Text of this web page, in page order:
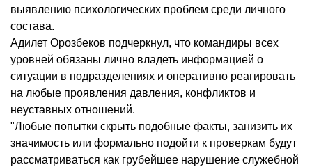
выявлению психологических проблем среди личного
состава.
Адилет Орозбеков подчеркнул, что командиры всех
уровней обязаны лично владеть информацией о
ситуации в подразделениях и оперативно реагировать
на любые проявления давления, конфликтов и
неуставных отношений.
"Любые попытки скрыть подобные факты, занизить их
значимость или формально подойти к проверкам будут
рассматриваться как грубейшее нарушение служебной